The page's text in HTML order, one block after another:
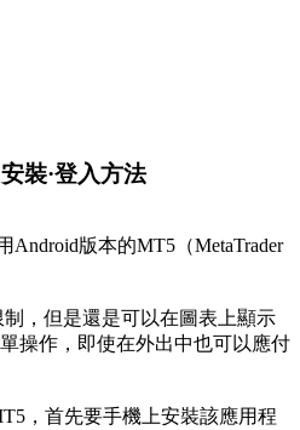
裝·登入方法
版本的MT5（MetaTrader
，但是還是可以在圖表上顯示
操作，即使在外出中也可以應付
，首先要手機上安裝該應用程